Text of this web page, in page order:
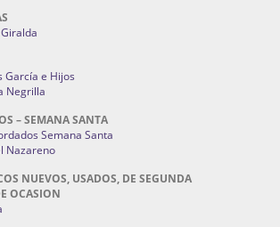
García e Hijos
Negrilla
– SEMANA SANTA
Semana Santa
Nazareno
NUEVOS, USADOS, DE SEGUNDA
OCASION